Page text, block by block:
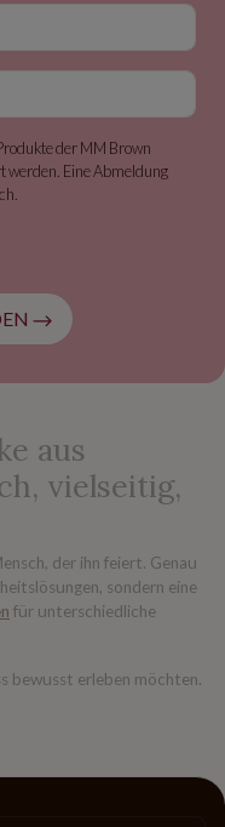
der MM Brown
Eine Abmeldung
aus
vielseitig,
der ihn feiert. Genau
sondern eine
für unterschiedliche
bewusst erleben möchten.